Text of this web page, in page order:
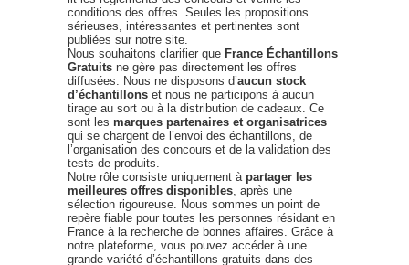
conditions des offres. Seules les propositions
sérieuses, intéressantes et pertinentes sont
publiées sur notre site.
Nous souhaitons clarifier que France Échantillons
Gratuits ne gère pas directement les offres
diffusées. Nous ne disposons d’aucun stock
d’échantillons et nous ne participons à aucun
tirage au sort ou à la distribution de cadeaux. Ce
sont les marques partenaires et organisatrices
qui se chargent de l’envoi des échantillons, de
l’organisation des concours et de la validation des
tests de produits.
Notre rôle consiste uniquement à partager les
meilleures offres disponibles , après une
sélection rigoureuse. Nous sommes un point de
repère fiable pour toutes les personnes résidant en
France à la recherche de bonnes affaires. Grâce à
notre plateforme, vous pouvez accéder à une
grande variété d’échantillons gratuits dans des